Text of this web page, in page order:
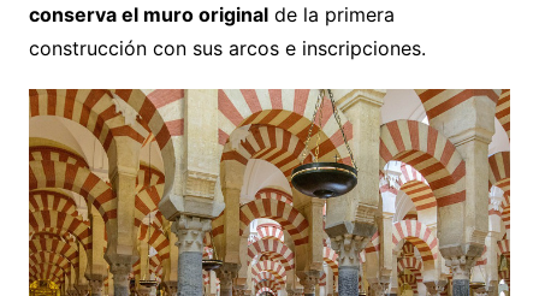
conserva el muro originalde la primera
construcción con sus arcos e inscripciones.